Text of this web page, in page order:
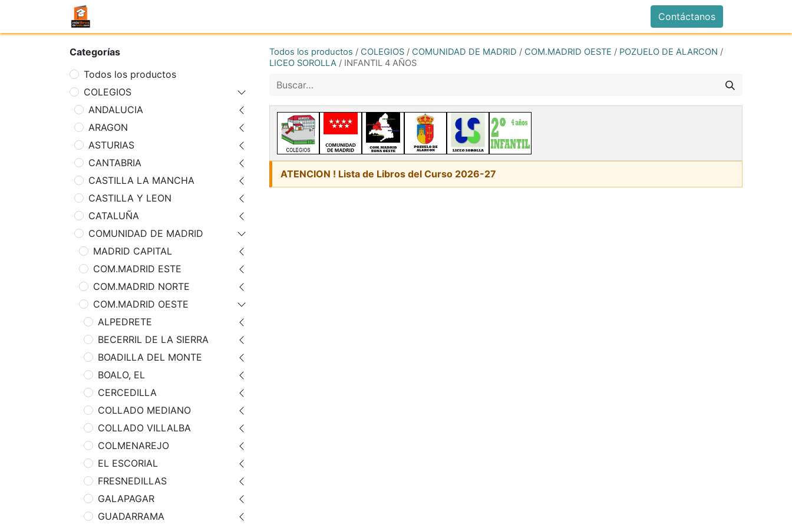
Contáctanos
Categorías
Todos los productos
COLEGIOS
ANDALUCIA
ARAGON
ASTURIAS
CANTABRIA
CASTILLA LA MANCHA
CASTILLA Y LEON
CATALUÑA
COMUNIDAD DE MADRID
MADRID CAPITAL
COM.MADRID ESTE
COM.MADRID NORTE
COM.MADRID OESTE
ALPEDRETE
BECERRIL DE LA SIERRA
BOADILLA DEL MONTE
BOALO, EL
CERCEDILLA
COLLADO MEDIANO
COLLADO VILLALBA
COLMENAREJO
EL ESCORIAL
FRESNEDILLAS
GALAPAGAR
GUADARRAMA
Todos los productos / COLEGIOS / COMUNIDAD DE MADRID / COM.MADRID OESTE / POZUELO DE ALARCON /
LICEO SOROLLA / INFANTIL 4 AÑOS
ATENCION ! Lista de Libros del Curso 2026-27